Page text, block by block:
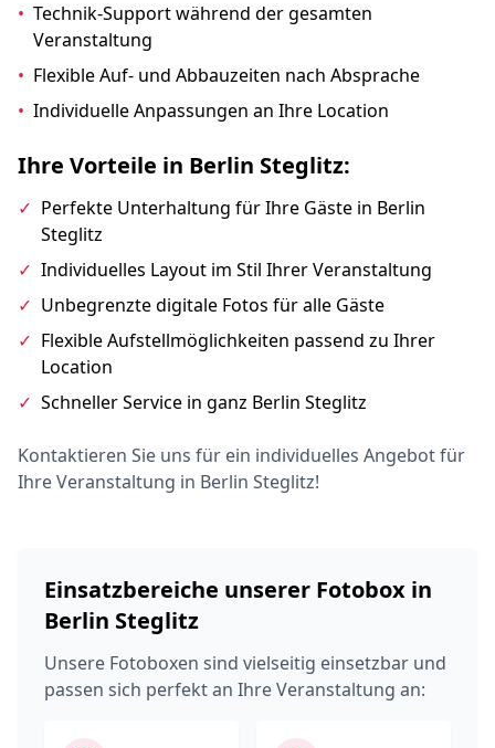
• Technik-Support während der gesamten
Veranstaltung
• Flexible Auf- und Abbauzeiten nach Absprache
• Individuelle Anpassungen an Ihre Location
Ihre Vorteile in Berlin Steglitz:
✓ Perfekte Unterhaltung für Ihre Gäste in Berlin
Steglitz
✓ Individuelles Layout im Stil Ihrer Veranstaltung
✓ Unbegrenzte digitale Fotos für alle Gäste
✓ Flexible Aufstellmöglichkeiten passend zu Ihrer
Location
✓ Schneller Service in ganz Berlin Steglitz
Kontaktieren Sie uns für ein individuelles Angebot für
Ihre Veranstaltung in Berlin Steglitz!
Einsatzbereiche unserer Fotobox in
Berlin Steglitz
Unsere Fotoboxen sind vielseitig einsetzbar und
passen sich perfekt an Ihre Veranstaltung an: